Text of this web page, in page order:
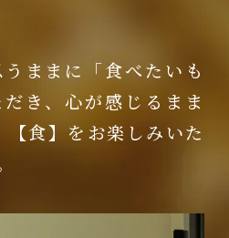
ままに「食べたいも
き、心が感じるまま
食】をお楽しみいた